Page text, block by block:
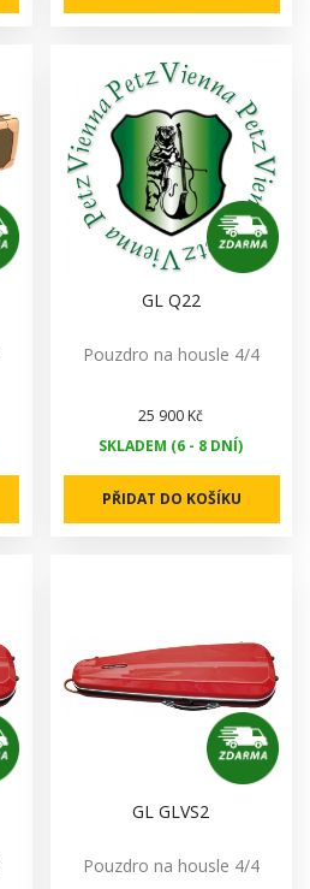
GL Q22
Pouzdro na housle 4/4
25 900 Kč
SKLADEM (6 - 8 DNÍ)
PŘIDAT DO KOŠÍKU
GL GLVS2
Pouzdro na housle 4/4